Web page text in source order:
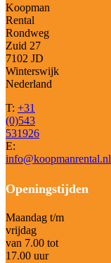
Koopman
Rental
Rondweg
Zuid 27
7102 JD
Winterswijk
Nederland
T: +31
(0)543
531926
E:
info@koopmanrental.nl
Openingstijden
Maandag t/m
vrijdag
van 7.00 tot
17.00 uur